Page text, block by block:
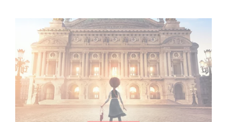
Gaumont und Good Hero kündigen die Fortsetzung von
Ballerina - Gib deinen Traum niemals auf an